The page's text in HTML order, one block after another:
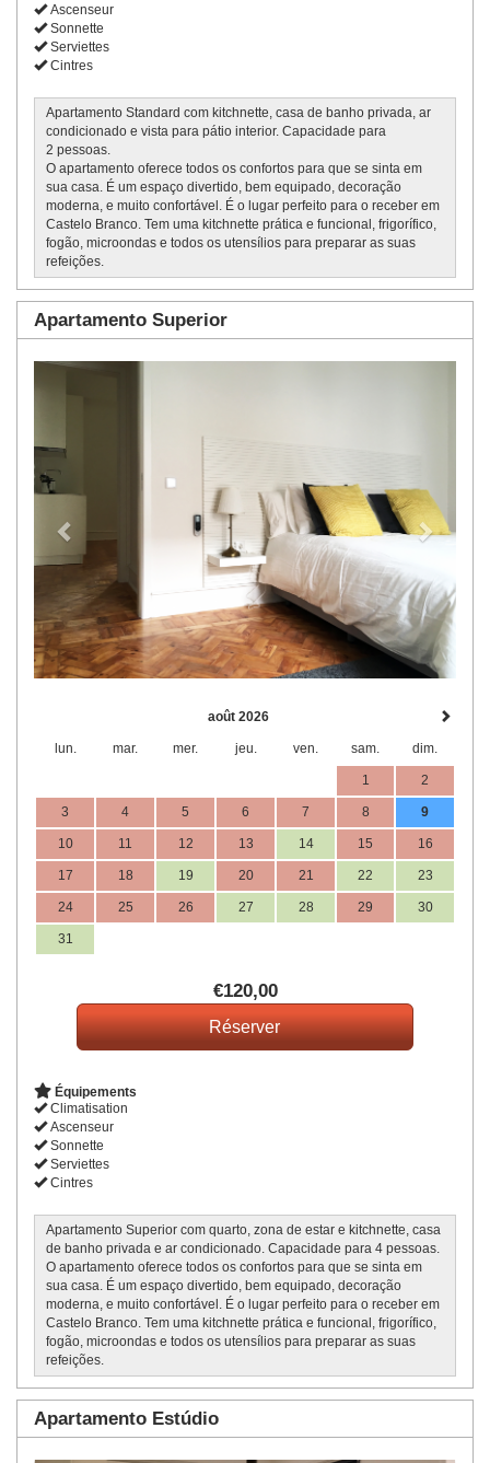
Ascenseur
Sonnette
Serviettes
Cintres
Apartamento Standard com kitchnette, casa de banho privada, ar
condicionado e vista para pátio interior. Capacidade para
2 pessoas.
O apartamento oferece todos os confortos para que se sinta em
sua casa. É um espaço divertido, bem equipado, decoração
moderna, e muito confortável. É o lugar perfeito para o receber em
Castelo Branco. Tem uma kitchnette prática e funcional, frigorífico,
fogão, microondas e todos os utensílios para preparar as suas
refeições.
Apartamento Superior
août 2026
lun. mar. mer. jeu. ven. sam. dim.
1 2
3 4 5 6 7 8 9
10 11 12 13 14 15 16
17 18 19 20 21 22 23
24 25 26 27 28 29 30
31
€120,00
Équipements
Climatisation
Ascenseur
Sonnette
Serviettes
Cintres
Apartamento Superior com quarto, zona de estar e kitchnette, casa
de banho privada e ar condicionado. Capacidade para 4 pessoas.
O apartamento oferece todos os confortos para que se sinta em
sua casa. É um espaço divertido, bem equipado, decoração
moderna, e muito confortável. É o lugar perfeito para o receber em
Castelo Branco. Tem uma kitchnette prática e funcional, frigorífico,
fogão, microondas e todos os utensílios para preparar as suas
refeições.
Apartamento Estúdio